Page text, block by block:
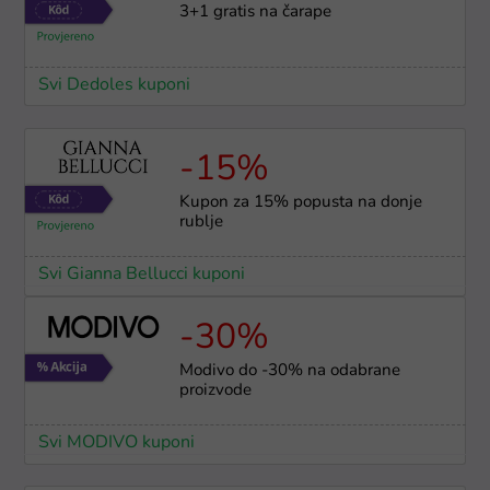
3+1 gratis na čarape
Svi Dedoles kuponi
-15%
Kupon za 15% popusta na donje
rublje
Svi Gianna Bellucci kuponi
-30%
Modivo do -30% na odabrane
proizvode
Svi MODIVO kuponi